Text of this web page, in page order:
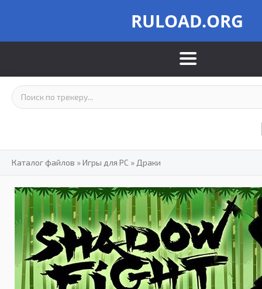
RULOAD.ORG
Каталог файлов »Игры для PC » Драки